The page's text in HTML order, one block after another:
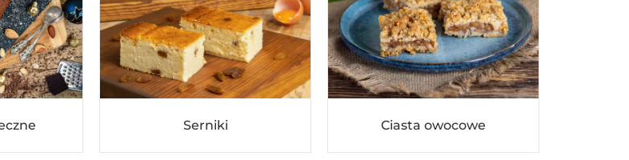
Serniki Ciasta owocowe